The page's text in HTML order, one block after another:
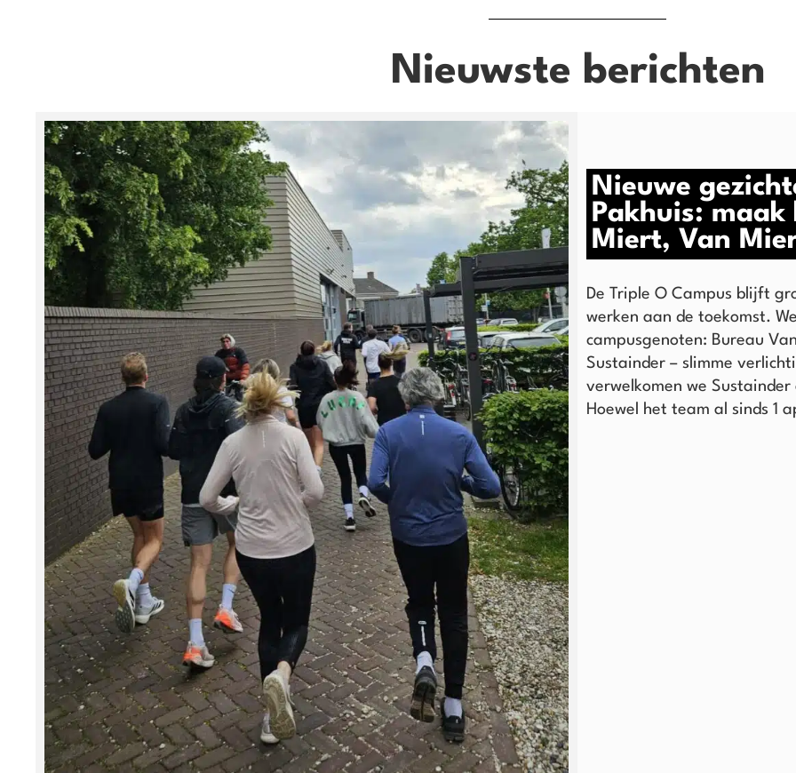
Nieuwste berichten
Nieuwe
Pakhuis:
Miert, Van
De Triple O Campus blijft
werken aan de toekomst.
campusgenoten: Bureau
Sustainder – slimme
verwelkomen we
Hoewel het team al sinds 1